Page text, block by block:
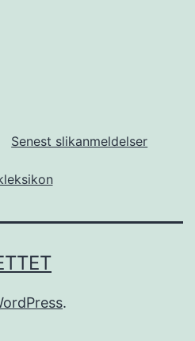
Senest slikanmeldelser
.